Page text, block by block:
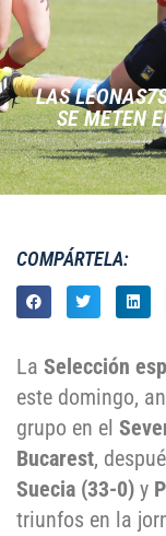
LAS
SE METEN
COMPÁRTELA:
La Selección
este domingo,
grupo en el
Bucarest,
Suecia (33-0) y
triunfos en la